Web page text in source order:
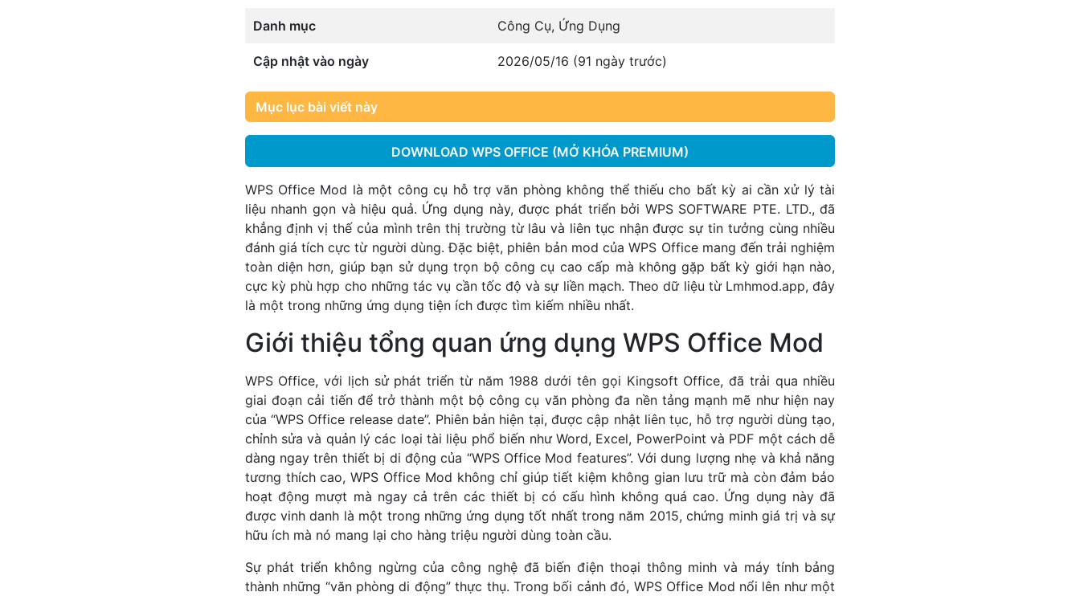
Danh mục Công Cụ, Ứng Dụng
Cập nhật vào ngày 2026/05/16 (91 ngày trước)
Mục lục bài viết này
DOWNLOAD WPS OFFICE (MỞ KHÓA PREMIUM)
WPS Office Mod là một công cụ hỗ trợ văn phòng không thể thiếu cho bất kỳ ai cần xử lý tài
liệu nhanh gọn và hiệu quả. Ứng dụng này, được phát triển bởi WPS SOFTWARE PTE. LTD., đã
khẳng định vị thế của mình trên thị trường từ lâu và liên tục nhận được sự tin tưởng cùng nhiều
đánh giá tích cực từ người dùng. Đặc biệt, phiên bản mod của WPS Office mang đến trải nghiệm
toàn diện hơn, giúp bạn sử dụng trọn bộ công cụ cao cấp mà không gặp bất kỳ giới hạn nào,
cực kỳ phù hợp cho những tác vụ cần tốc độ và sự liền mạch. Theo dữ liệu từ Lmhmod.app, đây
là một trong những ứng dụng tiện ích được tìm kiếm nhiều nhất.
Giới thiệu tổng quan ứng dụng WPS Office Mod
WPS Office, với lịch sử phát triển từ năm 1988 dưới tên gọi Kingsoft Office, đã trải qua nhiều
giai đoạn cải tiến để trở thành một bộ công cụ văn phòng đa nền tảng mạnh mẽ như hiện nay
của “WPS Office release date”. Phiên bản hiện tại, được cập nhật liên tục, hỗ trợ người dùng tạo,
chỉnh sửa và quản lý các loại tài liệu phổ biến như Word, Excel, PowerPoint và PDF một cách dễ
dàng ngay trên thiết bị di động của “WPS Office Mod features”. Với dung lượng nhẹ và khả năng
tương thích cao, WPS Office Mod không chỉ giúp tiết kiệm không gian lưu trữ mà còn đảm bảo
hoạt động mượt mà ngay cả trên các thiết bị có cấu hình không quá cao. Ứng dụng này đã
được vinh danh là một trong những ứng dụng tốt nhất trong năm 2015, chứng minh giá trị và sự
hữu ích mà nó mang lại cho hàng triệu người dùng toàn cầu.
Sự phát triển không ngừng của công nghệ đã biến điện thoại thông minh và máy tính bảng
thành những “văn phòng di động” thực thụ. Trong bối cảnh đó, WPS Office Mod nổi lên như một